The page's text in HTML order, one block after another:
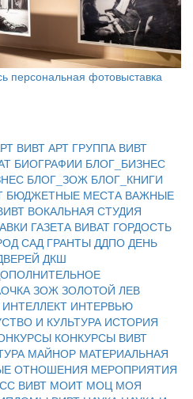
персональная фотовыставка
ВИВТАРТ ГРУППА ВИВТ
БИОГРАФИИ БЛОГ_БИЗНЕС
БЛОГ_ЗОЖ БЛОГ_КНИГИ
БЮДЖЕТНЫЕ МЕСТА ВАЖНЫЕ
ВОКАЛЬНАЯ СТУДИЯ
ГАЗЕТА ВИВАТ ГОРДОСТЬ
САДГРАНТЫ ДДПО ДЕНЬ
ДКШ
ЗОЖ ЗОЛОТОЙ ЛЕВ
ИНТЕЛЛЕКТ ИНТЕРВЬЮ
И КУЛЬТУРАИСТОРИЯ
КОНКУРСЫ ВИВТ
МАЙНОР МАТЕРИАЛЬНАЯ
ОТНОШЕНИЯ МЕРОПРИЯТИЯ
ВИВТ МОИТ МОЦ МОЯ